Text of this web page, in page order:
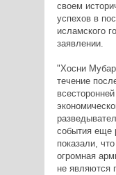
своем
успехов в
исламского
заявлении.
"Хосни
течение
события еще
показали,
огромная
не являются